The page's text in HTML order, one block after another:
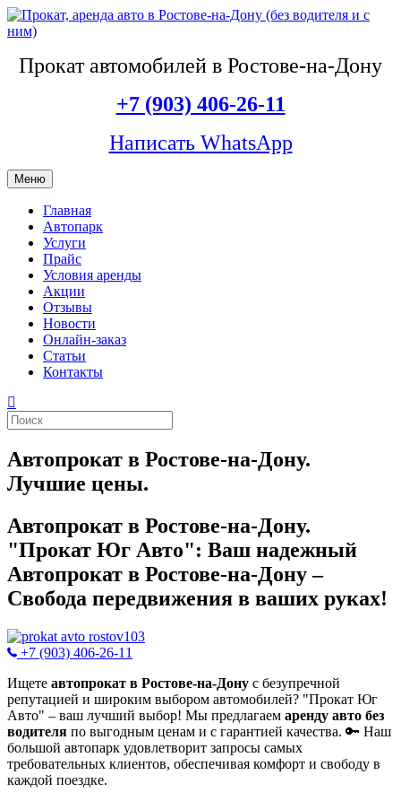
Прокат автомобилей в Ростове-на-Дону
+7 (903) 406-26-11
Написать WhatsApp
Меню
Главная
Автопарк
Услуги
Прайс
Условия аренды
Акции
Отзывы
Новости
Онлайн-заказ
Статьи
Контакты
Автопрокат в Ростове-на-Дону.
Лучшие цены.
Автопрокат в Ростове-на-Дону.
"Прокат Юг Авто": Ваш надежный
Автопрокат в Ростове-на-Дону –
Свобода передвижения в ваших руках!
+7 (903) 406-26-11
Ищете автопрокат в Ростове-на-Дону с безупречной
репутацией и широким выбором автомобилей? "Прокат Юг
Авто" – ваш лучший выбор! Мы предлагаем аренду авто без
водителя по выгодным ценам и с гарантией качества. 🔑 Наш
большой автопарк удовлетворит запросы самых
требовательных клиентов, обеспечивая комфорт и свободу в
каждой поездке.